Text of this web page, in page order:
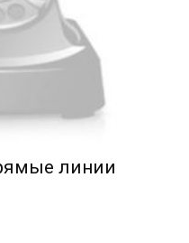
линии